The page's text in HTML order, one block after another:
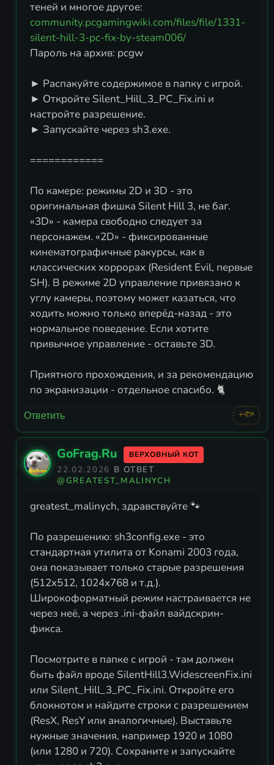
community.pcgamingwiki.com/files/file/1331-
silent-hill-3-pc-fix-by-steam006/
Пароль на архив: pcgw
► Распакуйте содержимое в папку с игрой.
► Откройте Silent_Hill_3_PC_Fix.ini и
настройте разрешение.
► Запускайте через sh3.exe.
============
По камере: режимы 2D и 3D - это
оригинальная фишка Silent Hill 3, не баг.
«3D» - камера свободно следует за
персонажем. «2D» - фиксированные
кинематографичные ракурсы, как в
классических хоррорах (Resident Evil, первые
SH). В режиме 2D управление привязано к
углу камеры, поэтому может казаться, что
ходить можно только вперёд-назад - это
нормальное поведение. Если хотите
привычное управление - оставьте 3D.
Приятного прохождения, и за рекомендацию
по экранизации - отдельное спасибо. 🐈
Ответить +🐟
GoFrag.Ru ВЕРХОВНЫЙ КОТ
22.02.2026 В ОТВЕТ
@GREATEST_MALINYCH
greatest_malinych, здравствуйте 🐾
По разрешению: sh3config.exe - это
стандартная утилита от Konami 2003 года,
она показывает только старые разрешения
(512x512, 1024x768 и т.д.).
Широкоформатный режим настраивается не
через неё, а через .ini-файл вайдскрин-
фикса.
Посмотрите в папке с игрой - там должен
быть файл вроде SilentHill3.WidescreenFix.ini
или Silent_Hill_3_PC_Fix.ini. Откройте его
блокнотом и найдите строки с разрешением
(ResX, ResY или аналогичные). Выставьте
нужные значения, например 1920 и 1080
(или 1280 и 720). Сохраните и запускайте